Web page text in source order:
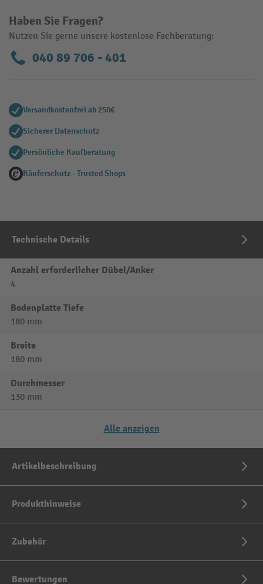
Haben Sie Fragen?
Nutzen Sie gerne unsere kostenlose Fachberatung:
040 89 706 - 401
Versandkostenfrei ab 250€
Sicherer Datenschutz
Persönliche Kaufberatung
Käuferschutz - Trusted Shops
Technische Details
Anzahl erforderlicher Dübel/Anker
4
Bodenplatte Tiefe
180 mm
Breite
180 mm
Durchmesser
130 mm
Alle anzeigen
Artikelbeschreibung
Produkthinweise
Zubehör
Bewertungen